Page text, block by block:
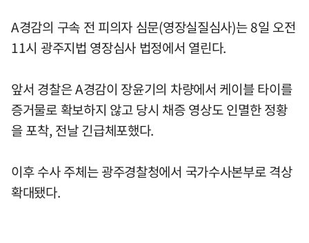
A경감의 구속 전 피의자 심문(영장실질심사)는 8일 오전
11시 광주지법 영장심사 법정에서 열린다.
앞서 경찰은 A경감이 장윤기의 차량에서 케이블 타이를
증거물로 확보하지 않고 당시 채증 영상도 인멸한 정황
을 포착, 전날 긴급체포했다.
이후 수사 주체는 광주경찰청에서 국가수사본부로 격상
확대됐다.